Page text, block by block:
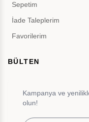
Sepetim
İade Taleplerim
Favorilerim
BÜLTEN
Kampanya ve
olun!